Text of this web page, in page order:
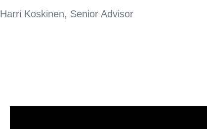
Harri Koskinen, Senior Advisor